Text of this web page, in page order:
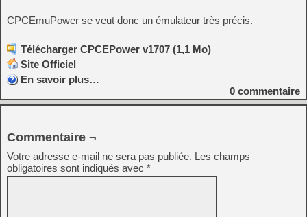
CPCEmuPower se veut donc un émulateur très précis.
Télécharger CPCEPower v1707 (1,1 Mo)
Site Officiel
En savoir plus…
0 commentaire
Commentaire ¬
Votre adresse e-mail ne sera pas publiée. Les champs
obligatoires sont indiqués avec *